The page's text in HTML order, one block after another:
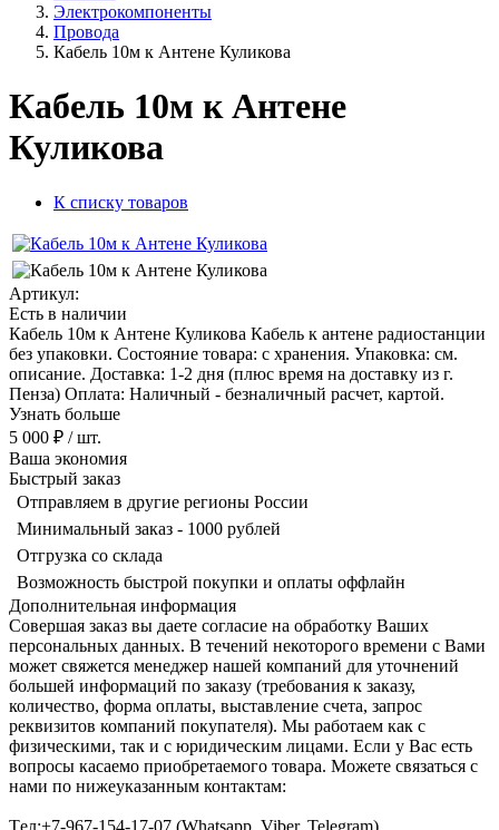
Электрокомпоненты
Провода
Кабель 10м к Антене Куликова
Кабель 10м к Антене
Куликова
К списку товаров
Артикул:
Есть в наличии
Кабель 10м к Антене Куликова Кабель к антене радиостанции
без упаковки. Состояние товара: с хранения. Упаковка: см.
описание. Доставка: 1-2 дня (плюс время на доставку из г.
Пенза) Оплата: Наличный - безналичный расчет, картой.
Узнать больше
5 000 ₽ / шт.
Ваша экономия
Быстрый заказ
Отправляем в другие регионы России
Минимальный заказ - 1000 рублей
Отгрузка со склада
Возможность быстрой покупки и оплаты оффлайн
Дополнительная информация
Совершая заказ вы даете согласие на обработку Ваших
персональных данных. В течений некоторого времени с Вами
может свяжется менеджер нашей компаний для уточнений
большей информаций по заказу (требования к заказу,
количество, форма оплаты, выставление счета, запрос
реквизитов компаний покупателя). Мы работаем как с
физическими, так и с юридическим лицами. Если у Вас есть
вопросы касаемо приобретаемого товара. Можете связаться с
нами по нижеуказанным контактам:
Tел:+7-967-154-17-07 (Whatsapp, Viber, Telegram)